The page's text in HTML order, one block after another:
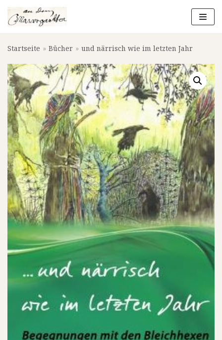
Zum
Inhalt
Startseite » Bücher » und närrisch wie im letzten Jahr